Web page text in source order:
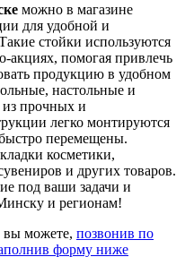
можно в магазине
для удобной и
стойки используются
акциях, помогая привлечь
продукцию в удобном
настольные и
прочных и
легко монтируются
перемещены.
косметики,
и других товаров.
под ваши задачи и
и регионам!
вы можете, позвонив по
форму ниже